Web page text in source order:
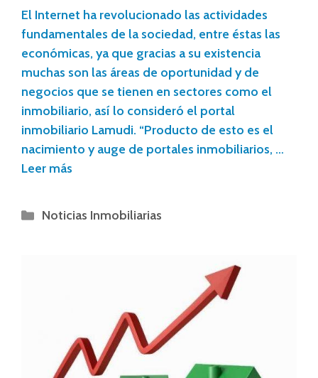
El Internet ha revolucionado las actividades
fundamentales de la sociedad, entre éstas las
económicas, ya que gracias a su existencia
muchas son las áreas de oportunidad y de
negocios que se tienen en sectores como el
inmobiliario, así lo consideró el portal
inmobiliario Lamudi. “Producto de esto es el
nacimiento y auge de portales inmobiliarios, …
Leer más
Noticias Inmobiliarias